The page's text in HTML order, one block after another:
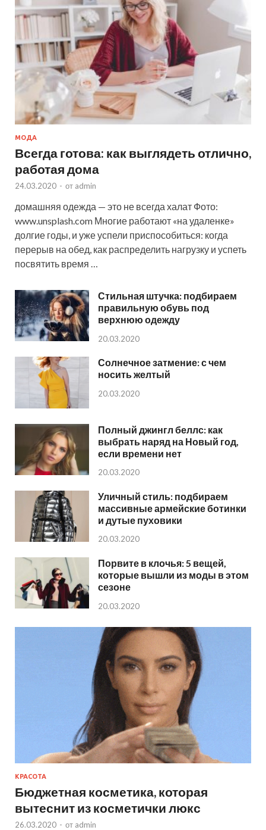
МОДА
Всегда готова: как выглядеть отлично,
работая дома
24.03.2020 - от admin
домашняя одежда — это не всегда халат Фото:
www.unsplash.com Многие работают «на удаленке»
долгие годы, и уже успели приспособиться: когда
перерыв на обед, как распределить нагрузку и успеть
посвятить время …
Стильная штучка: подбираем
правильную обувь под
верхнюю одежду
20.03.2020
Солнечное затмение: с чем
носить желтый
20.03.2020
Полный джингл беллс: как
выбрать наряд на Новый год,
если времени нет
20.03.2020
Уличный стиль: подбираем
массивные армейские ботинки
и дутые пуховики
20.03.2020
Порвите в клочья: 5 вещей,
которые вышли из моды в этом
сезоне
20.03.2020
КРАСОТА
Бюджетная косметика, которая
вытеснит из косметички люкс
26.03.2020 - от admin